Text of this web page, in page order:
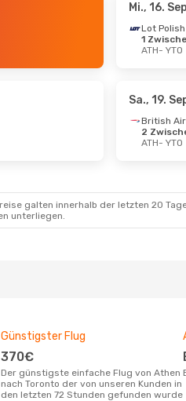
1 Zwischenstopp
ITA Airways
Mi., 16.
Lot
1
ATH- YTO
Sa., 19.
British
2
ATH- YTO
galten innerhalb der letzten 20
unterliegen.
Günstigster Flug
370€
Der günstigste einfache Flug von Athen
nach Toronto der von unseren Kunden in
den letzten 72 Stunden gefunden wurde